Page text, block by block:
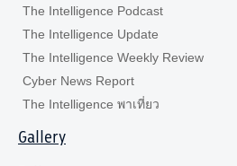
The Intelligence Podcast
The Intelligence Update
The Intelligence Weekly Review
Cyber News Report
The Intelligence พาเที่ยว
Gallery